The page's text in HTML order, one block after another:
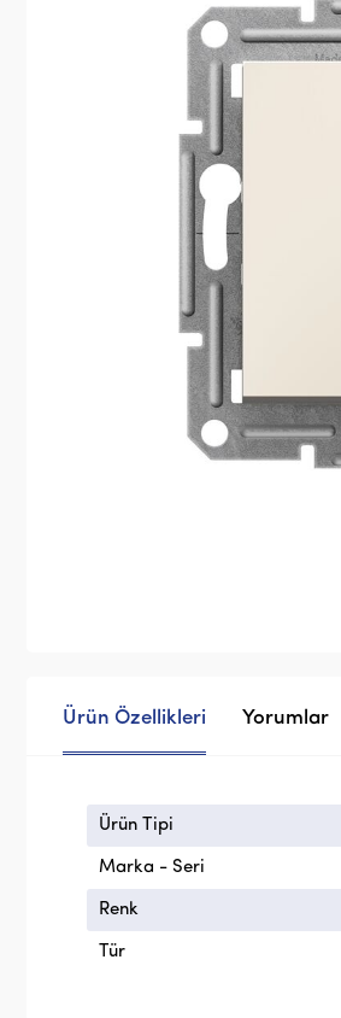
Ürün Özellikleri Yorumlar
Ürün Tipi
Marka - Seri
Renk
Tür